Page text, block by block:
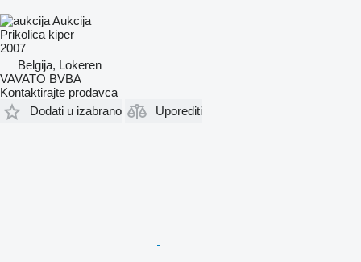
Aukcija
Prikolica kiper
2007
Belgija, Lokeren
VAVATO BVBA
Kontaktirajte prodavca
Dodati u izabrano
Uporediti